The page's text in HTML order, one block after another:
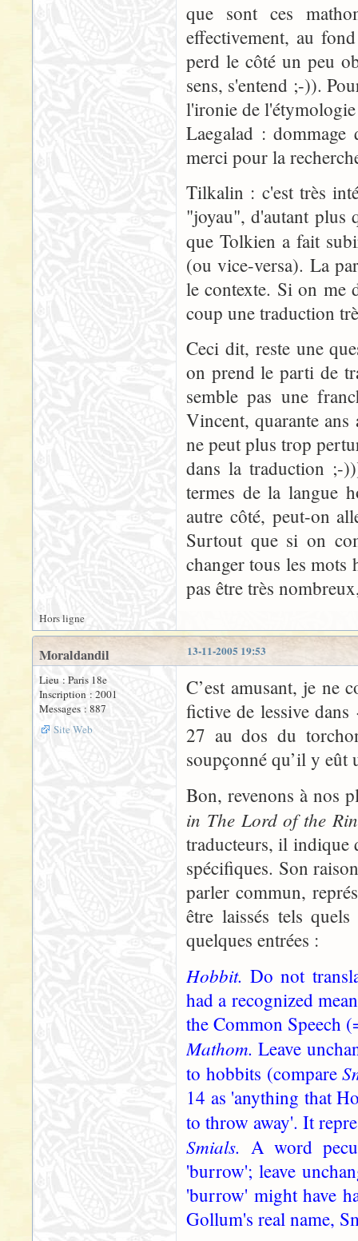
que sont ces
effectivement, au
perd le côté un peu
sens, s'entend ;-)).
l'ironie de
Laegalad :
merci pour la
Tilkalin : c'est très
"joyau", d'autant plus
que Tolkien a fait
(ou vice-versa). La
le contexte. Si on me
coup une traduction
Ceci dit, reste une
on prend le parti de
semble pas une
Vincent, quarante
ne peut plus trop
dans la traduction ;-
termes de la langue
autre côté, peut-on
Surtout que si on
changer tous les mots
pas être très
Hors ligne
13-11-2005 19:53
Moraldandil
Lieu : Paris 18e
Inscription : 2001
Messages : 887
Site Web
C’est amusant, je ne
fictive de lessive
27 au dos du
soupçonné qu’il y eût
Bon, revenons à nos
in The Lord of the
traducteurs, il indique
spécifiques. Son
parler commun,
être laissés tels
quelques entrées :
Hobbit.Do not
had a recognized
the Common Speech
Mathom.Leave
to hobbits (compare
14 as 'anything that
to throw away'. It
Smials. A word
'burrow'; leave
'burrow' might have
Gollum's real name,